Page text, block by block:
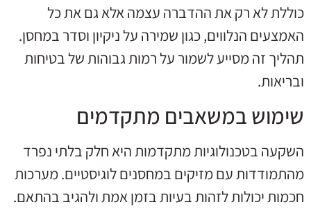
כוללת לא רק את ההדברה עצמה אלא גם את כל
האמצעים הנלווים, כגון שמירה על ניקיון וסדר במחסן.
תהליך זה מסייע לשמור על רמות גבוהות של בטיחות
ובריאות.
שימוש במשאבים מתקדמים
השקעה בטכנולוגיות מתקדמות היא חלק בלתי נפרד
מהתמודדות עם מזיקים במחסנים לוגיסטיים. מערכות
חכמות יכולות לזהות בעיות בזמן אמת ולהגיב בהתאם.